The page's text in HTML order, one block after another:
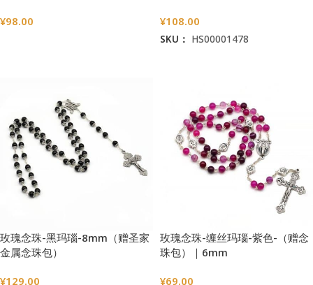
¥98.00 ¥108.00
SKU： HS00001478
玫瑰念珠-黑玛瑙-8mm（赠圣家
金属念珠包）
¥129.00
玫瑰念珠-缠丝玛瑙-紫色-（赠念
珠包）｜6mm
¥69.00